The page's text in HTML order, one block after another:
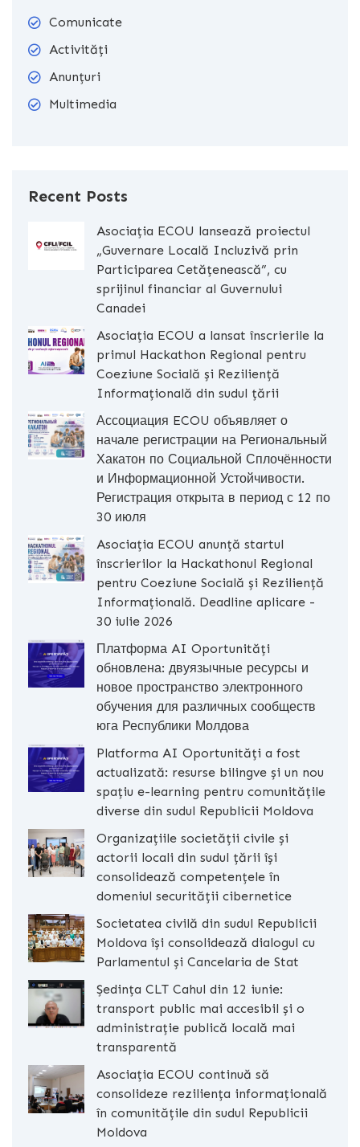
Comunicate
Activități
Anunțuri
Multimedia
Recent Posts
Asociația ECOU lansează proiectul
„Guvernare Locală Incluzivă prin
Participarea Cetățenească”, cu
sprijinul financiar al Guvernului
Canadei
Asociația ECOU a lansat înscrierile la
primul Hackathon Regional pentru
Coeziune Socială și Reziliență
Informațională din sudul țării
Ассоциация ECOU объявляет о
начале регистрации на Региональный
Хакатон по Социальной Сплочённости
и Информационной Устойчивости.
Регистрация открыта в период с 12 по
30 июля
Asociația ECOU anunță startul
înscrierilor la Hackathonul Regional
pentru Coeziune Socială și Reziliență
Informațională. Deadline aplicare -
30 iulie 2026
Платформа AI Oportunități
обновлена: двуязычные ресурсы и
новое пространство электронного
обучения для различных сообществ
юга Республики Молдова
Platforma AI Oportunități a fost
actualizată: resurse bilingve și un nou
spațiu e-learning pentru comunitățile
diverse din sudul Republicii Moldova
Organizațiile societății civile și
actorii locali din sudul țării își
consolidează competențele în
domeniul securității cibernetice
Societatea civilă din sudul Republicii
Moldova își consolidează dialogul cu
Parlamentul și Cancelaria de Stat
Ședința CLT Cahul din 12 iunie:
transport public mai accesibil și o
administrație publică locală mai
transparentă
Asociația ECOU continuă să
consolideze reziliența informațională
în comunitățile din sudul Republicii
Moldova